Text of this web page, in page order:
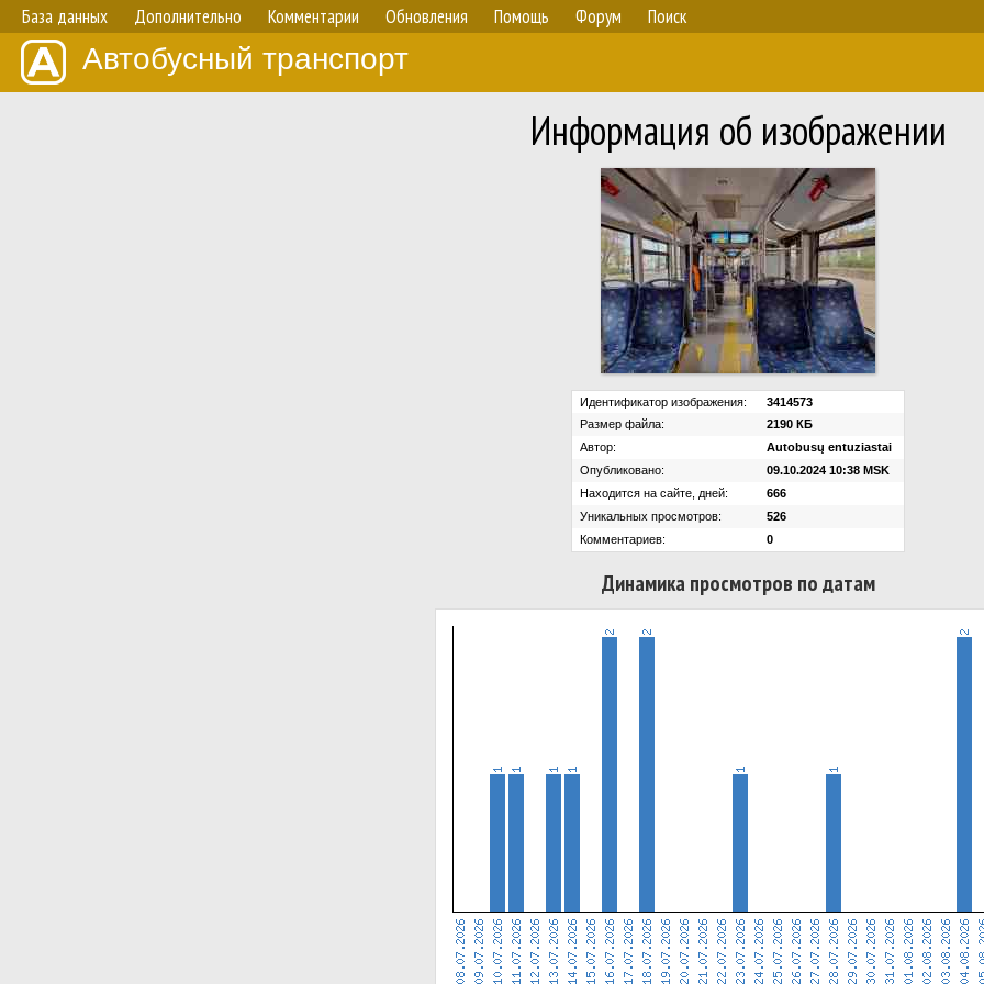
База данных Дополнительно Комментарии Обновления Помощь Форум Поиск
Автобусный транспорт
Информация об изображении
Идентификатор изображения:
3414573
Размер файла:
2190 КБ
Автор:
Autobusų entuziastai
Опубликовано:
09.10.2024 10:38 MSK
Находится на сайте, дней:
666
Уникальных просмотров:
526
Комментариев:
0
Динамика просмотров по датам